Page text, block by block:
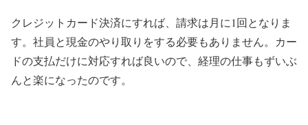
クレジットカード決済にすれば、請求は月に1回となりま
す。社員と現金のやり取りをする必要もありません。カー
ドの支払だけに対応すれば良いので、経理の仕事もずいぶ
んと楽になったのです。